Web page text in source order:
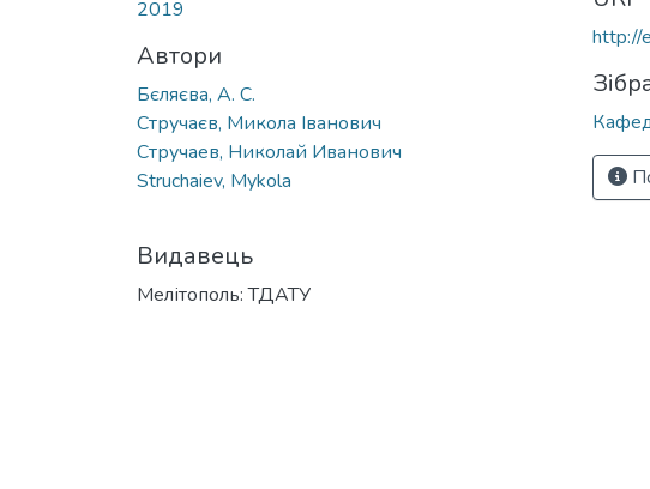
2019
Автори
Бєляєва, А. С.
Стручаєв, Микола Іванович
Стручаев, Николай Иванович
Struchaiev, Mykola
Видавець
Мелітополь: ТДАТУ
http://